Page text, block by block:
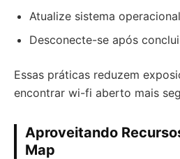
Atualize sistema
Desconecte-se após
Essas práticas reduzem
encontrar wi-fi aberto mais
Aproveitando
Map